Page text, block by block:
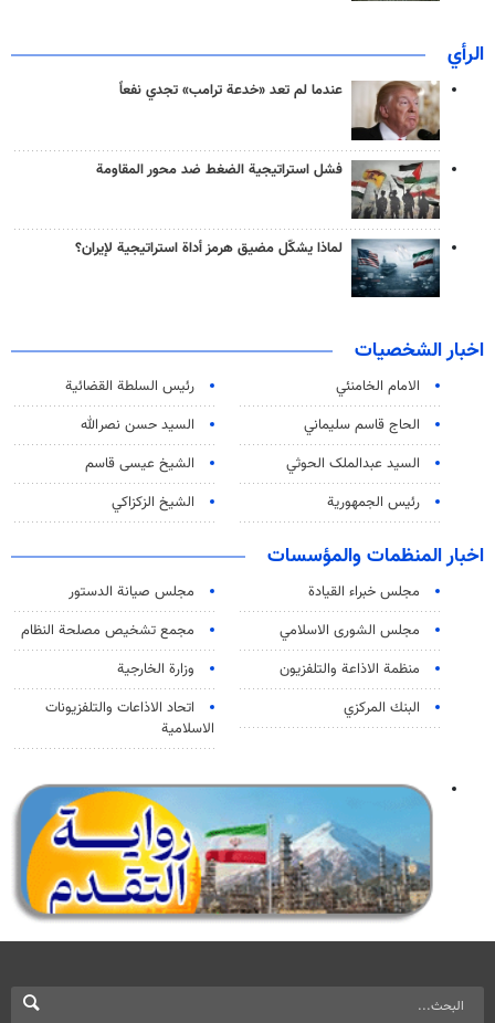
الرأي
عندما لم تعد «خدعة ترامب» تجدي نفعاً
فشل استراتيجية الضغط ضد محور المقاومة
لماذا يشكّل مضيق هرمز أداة استراتيجية لإيران؟
اخبار الشخصيات
الامام الخامنئي
رئیس السلطة القضائیة
الحاج قاسم سليماني
السيد حسن نصرالله
السید عبدالملک الحوثي
الشيخ عيسى قاسم
رئيس الجمهورية
الشيخ الزكزاكي
اخبار المنظمات والمؤسسات
مجلس خبراء القيادة
مجلس صيانة الدستور
مجلس الشورى الاسلامي
مجمع تشخيص مصلحة النظام
منظمة الاذاعة والتلفزیون
وزارة الخارجية
البنك المركزي
اتحاد الاذاعات والتلفزيونات
الاسلامية